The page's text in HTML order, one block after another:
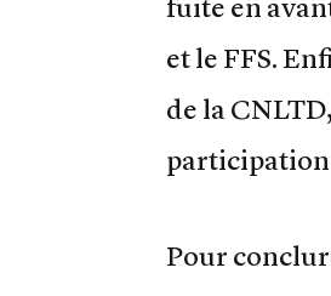
fuite en
et le FFS.
de la
participation
Pour